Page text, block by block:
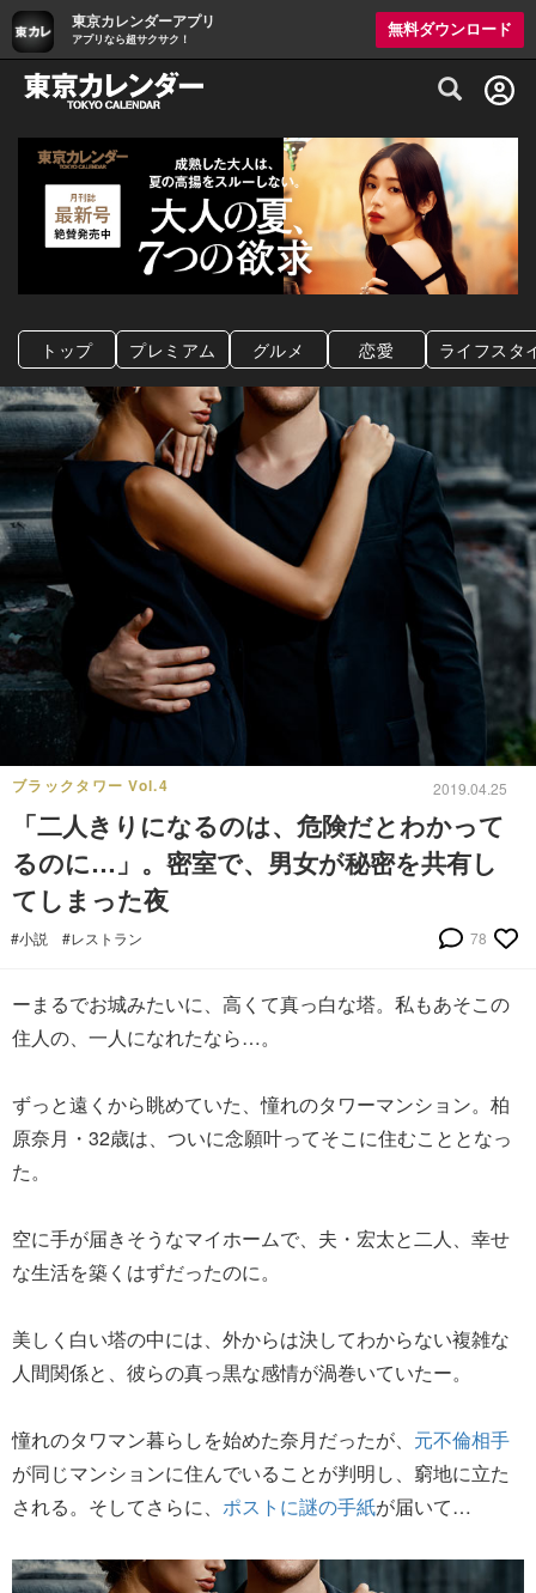
東京カレンダーアプリ
アプリなら超サクサク！
無料ダウンロード
グルメ情報・プレミアムレストラン予約
トップ プレミアム グルメ 恋愛 ライフスタ
ブラックタワー Vol.4 2019.04.25
「二人きりになるのは、危険だとわかって
るのに…」。密室で、男女が秘密を共有し
てしまった夜
#小説 #レストラン 78
ーまるでお城みたいに、高くて真っ白な塔。私もあそこの
住人の、一人になれたなら…。
ずっと遠くから眺めていた、憧れのタワーマンション。柏
原奈月・32歳は、ついに念願叶ってそこに住むこととなっ
た。
空に手が届きそうなマイホームで、夫・宏太と二人、幸せ
な生活を築くはずだったのに。
美しく白い塔の中には、外からは決してわからない複雑な
人間関係と、彼らの真っ黒な感情が渦巻いていたー。
憧れのタワマン暮らしを始めた奈月だったが、 元不倫相手
が同じマンションに住んでいることが判明し、窮地に立た
される。そしてさらに、 ポストに謎の手紙が届いて…